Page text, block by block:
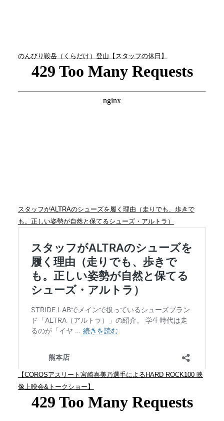
のんびり鞍岳（くらだけ）登山【スタッフの休日】
スタッフがALTRAのシューズを履く理由（走りでも、歩きで
も。正しい姿勢が自然と保てるシューズ・アルトラ）
【COROSアスリート宮崎喜美乃選手によるHARD ROCK100 映
像上映会&トークショー】